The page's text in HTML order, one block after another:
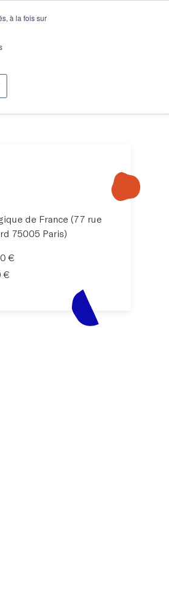
à la fois sur
découvre les ateliers
de France (77 rue
75005 Paris)
€
€